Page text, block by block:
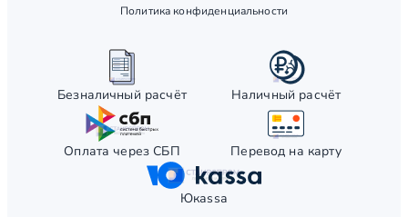
Политика конфиденциальности
Безналичный расчёт Наличный расчёт
Оплата через СБП Перевод на карту
Юкаssа